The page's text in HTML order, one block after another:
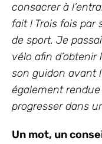
consacrer à
fait ! Trois fois par
de sport. Je
vélo afin
son guidon avant
également
progresser dans
Un mot, un